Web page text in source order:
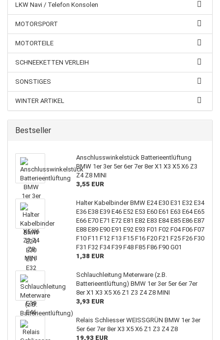
LKW Navi / Telefon Konsolen
MOTORSPORT
MOTORTEILE
SCHNEEKETTEN VERLEIH
SONSTIGES
WINTER ARTIKEL
Bestseller
Anschlusswinkelstück Batterieentlüftung
BMW 1er 3er 5er 6er 7er 8er X1 X3 X5 X6 Z3
Z4 Z8 MINI
3,55 EUR
Halter Kabelbinder BMW E24 E30 E31 E32 E34
E36 E38 E39 E46 E52 E53 E60 E61 E63 E64 E65
E66 E70 E71 E72 E81 E82 E83 E84 E85 E86 E87
E88 E89 E90 E91 E92 E93 F01 F02 F04 F06 F07
F10 F11 F12 F13 F15 F16 F20 F21 F25 F26 F30
F31 F32 F34 F39 F48 F85 F86 F90 G01
1,38 EUR
Schlauchleitung Meterware (z.B.
Batterieentlüftung) BMW 1er 3er 5er 6er 7er
8er X1 X3 X5 X6 Z1 Z3 Z4 Z8 MINI
3,93 EUR
Relais Schliesser WEISSGRÜN BMW 1er 3er
5er 6er 7er 8er X3 X5 X6 Z1 Z3 Z4 Z8
19,93 EUR